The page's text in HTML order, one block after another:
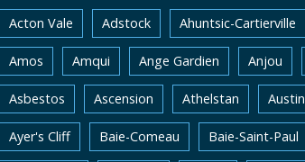
Acton Vale Adstock Ahuntsic-Cartierville
Amos Amqui Ange Gardien Anjou
Asbestos Ascension Athelstan Austin
Ayer's Cliff Baie-Comeau Baie-Saint-Paul